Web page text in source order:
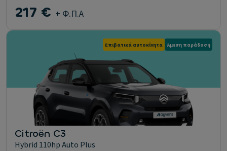
217 € + Φ.Π.Α
Επιβατικά αυτοκίνητα Άμεση παράδοση
Citroën C3
Hybrid 110hp Auto Plus